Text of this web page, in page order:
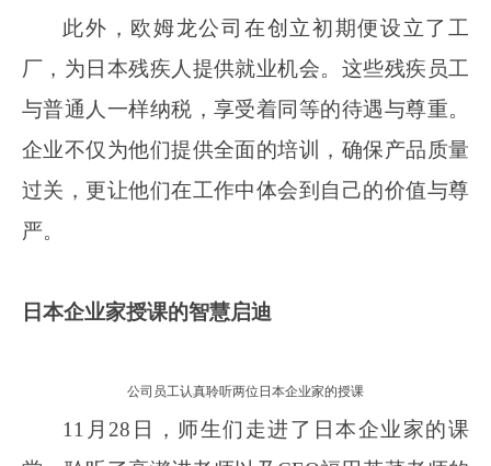
此外，欧姆龙公司在创立初期便设立了工
厂，为日本残疾人提供就业机会。这些残疾员工
与普通人一样纳税，享受着同等的待遇与尊重。
企业不仅为他们提供全面的培训，确保产品质量
过关，更让他们在工作中体会到自己的价值与尊
严。
日本企业家授课的智慧启迪
公司员工认真聆听两位日本企业家的授课
11月28日，师生们走进了 日本企业家的课